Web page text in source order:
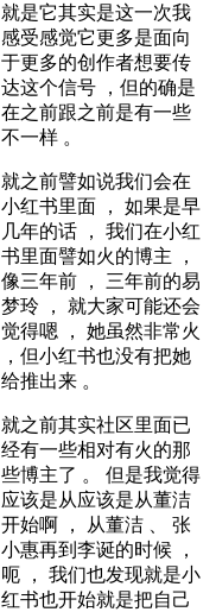
就是它其实是这一次我
感受感觉它更多是面向
于更多的创作者想要传
达这个信号 ，但的确是
在之前跟之前是有一些
不一样 。
就之前譬如说我们会在
小红书里面 ， 如果是早
几年的话 ， 我们在小红
书里面譬如火的博主 ，
像三年前 ， 三年前的易
梦玲 ， 就大家可能还会
觉得嗯 ， 她虽然非常火
，但小红书也没有把她
给推出来 。
就之前其实社区里面已
经有一些相对有火的那
些博主了 。 但是我觉得
应该是从应该是从董洁
开始啊 ， 从董洁 、 张
小惠再到李诞的时候 ，
呃 ， 我们也发现就是小
红书也开始就是把自己